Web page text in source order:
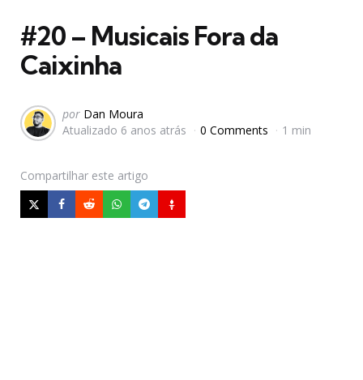
#20 – Musicais Fora da
Caixinha
Postado
por
por Dan Moura
Atualizado 6 anos atrás 0 Comments 1 min
Compartilhar este artigo